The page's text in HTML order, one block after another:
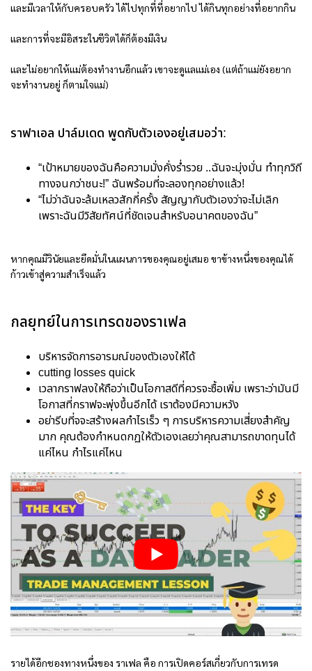
และมีเวลาให้กับครอบครัว ได้ไปทุกที่ที่อยากไป ได้กินทุกอย่างที่อยากกิน
และการที่จะมีอิสระในชีวิตได้ก็ต้องมีเงิน
และไม่อยากให้แม่ต้องทำงานอีกแล้ว เขาจะดูแลแม่เอง (แต่ถ้าแม่ยังอยาก
จะทำงานอยู่ ก็ตามใจแม่)
ราฟาเอล ปาล์มเดด พูดกับตัวเองอยู่เสมอว่า:
“เป้าหมายของฉันคือความมั่งคั่งร่ำรวย ..ฉันจะมุ่งมั่น ทำทุกวิถี
ทางจนกว่าชนะ!” ฉันพร้อมที่จะลองทุกอย่างแล้ว!
“ไม่ว่าฉันจะล้มเหลวสักกี่ครั้ง สัญญากับตัวเองว่าจะไม่เลิก
เพราะฉันมีวิสัยทัศน์ที่ชัดเจนสำหรับอนาคตของฉัน”
หากคุณมีวินัยและยึดมั่นในแผนการของคุณอยู่เสมอ ขาข้างหนึ่งของคุณได้
ก้าวเข้าสู่ความสำเร็จแล้ว
กลยุทย์ในการเทรดของราเฟล
บริหารจัดการอารมณ์ของตัวเองให้ได้
cutting losses quick
เวลากราฟลงให้ถือว่าเป็นโอกาสดีที่ควรจะซื้อเพิ่ม เพราะว่ามันมี
โอกาสที่กราฟจะพุ่งขึ้นอีกได้ เราต้องมีความหวัง
อย่ารีบที่จจะสร้างผลกำไรเร็ว ๆ การบริหารความเสี่ยงสำคัญ
มาก คุณต้องกำหนดกฏให้ตัวเองเลยว่าคุณสามารถขาดทุนได้
แค่ไหน กำไรแค่ไหน
รายได้อีกชองทางหนึ่งของ ราเฟล คือ การเปิดคอร์สเกี่ยวกับการเทรด